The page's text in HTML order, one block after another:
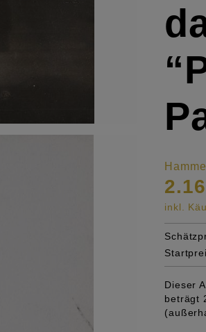
inkl.
Dieser
beträgt